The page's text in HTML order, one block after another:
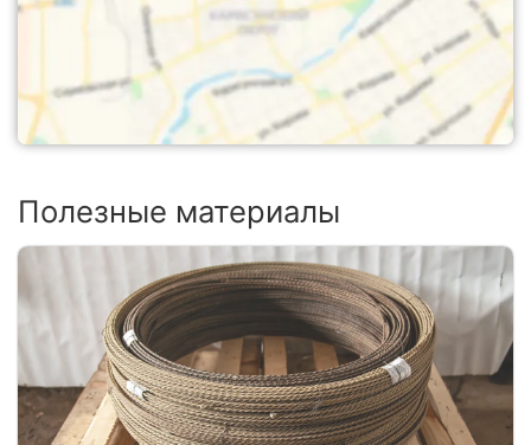
Полезные материалы